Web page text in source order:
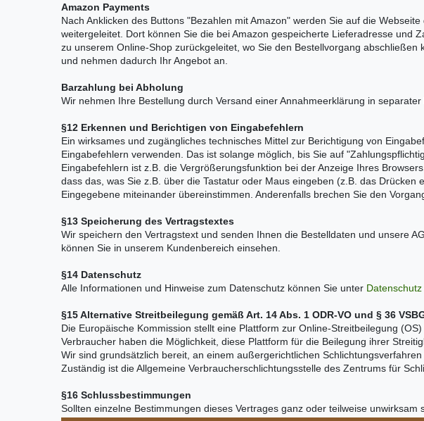
Amazon Payments
Nach Anklicken des Buttons "Bezahlen mit Amazon" werden Sie auf die
weitergeleitet. Dort können Sie die bei Amazon gespeicherte Lieferadresse und
zu unserem Online-Shop zurückgeleitet, wo Sie den Bestellvorgang
und nehmen dadurch Ihr Angebot an.
Barzahlung bei Abholung
Wir nehmen Ihre Bestellung durch Versand einer Annahmeerklärung in
§12 Erkennen und Berichtigen von Eingabefehlern
Ein wirksames und zugängliches technisches Mittel zur Berichtigung von
Eingabefehlern verwenden. Das ist solange möglich, bis Sie auf
Eingabefehlern ist z.B. die Vergrößerungsfunktion bei der Anzeige Ihres
dass das, was Sie z.B. über die Tastatur oder Maus eingeben (z.B. das
Eingegebene miteinander übereinstimmen. Anderenfalls brechen Sie den
§13 Speicherung des Vertragstextes
Wir speichern den Vertragstext und senden Ihnen die Bestelldaten und unsere
können Sie in unserem Kundenbereich einsehen.
§14 Datenschutz
Alle Informationen und Hinweise zum Datenschutz können Sie unter Datenschutz
§15 Alternative Streitbeilegung gemäß Art. 14 Abs. 1 ODR-VO und § 36
Die Europäische Kommission stellt eine Plattform zur Online-Streitbeilegung
Verbraucher haben die Möglichkeit, diese Plattform für die Beilegung ihrer
Wir sind grundsätzlich bereit, an einem außergerichtlichen Schlichtungsverfahren
Zuständig ist die Allgemeine Verbraucherschlichtungsstelle des Zentrums für
§16 Schlussbestimmungen
Sollten einzelne Bestimmungen dieses Vertrages ganz oder teilweise